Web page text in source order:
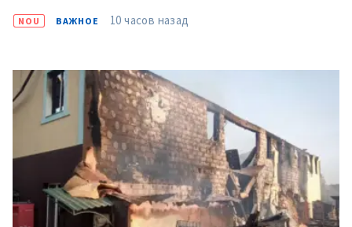
NOU ВАЖНОЕ 10 часов назад